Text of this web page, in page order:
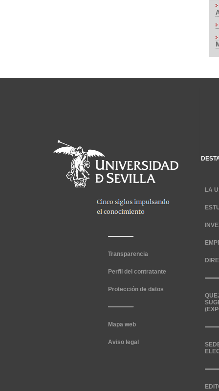
Transparencia
Perfil del contratante
Protección de datos
Mapa web
Aviso legal
LA